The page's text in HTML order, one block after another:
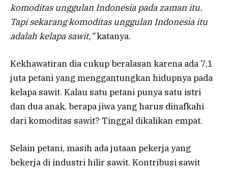
komoditas unggulan Indonesia pada zaman itu.
Tapi sekarang komoditas unggulan Indonesia itu
adalah kelapa sawit,”katanya.
Kekhawatiran dia cukup beralasan karena ada 7,1
juta petani yang menggantungkan hidupnya pada
kelapa sawit. Kalau satu petani punya satu istri
dan dua anak, berapa jiwa yang harus dinafkahi
dari komoditas sawit? Tinggal dikalikan empat.
Selain petani, masih ada jutaan pekerja yang
bekerja di industri hilir sawit. Kontribusi sawit